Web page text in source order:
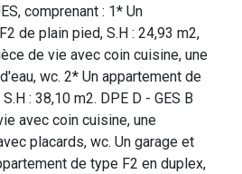
comprenant : 1* Un
de plain pied, S.H : 24,93 m2,
de vie avec coin cuisine, une
wc. 2* Un appartement de
: 38,10 m2. DPE D - GES B
avec coin cuisine, une
placards, wc. Un garage et
de type F2 en duplex,